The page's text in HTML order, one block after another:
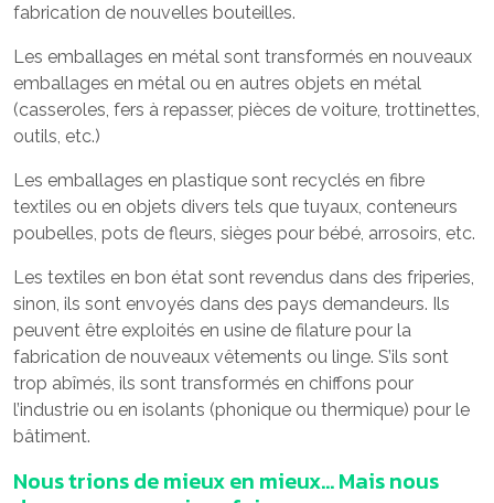
fabrication de nouvelles bouteilles.
Les emballages en métal sont transformés en nouveaux
emballages en métal ou en autres objets en métal
(casseroles, fers à repasser, pièces de voiture, trottinettes,
outils, etc.)
Les emballages en plastique sont recyclés en fibre
textiles ou en objets divers tels que tuyaux, conteneurs
poubelles, pots de fleurs, sièges pour bébé, arrosoirs, etc.
Les textiles en bon état sont revendus dans des friperies,
sinon, ils sont envoyés dans des pays demandeurs. Ils
peuvent être exploités en usine de filature pour la
fabrication de nouveaux vêtements ou linge. S’ils sont
trop abîmés, ils sont transformés en chiffons pour
l’industrie ou en isolants (phonique ou thermique) pour le
bâtiment.
Nous trions de mieux en mieux… Mais nous